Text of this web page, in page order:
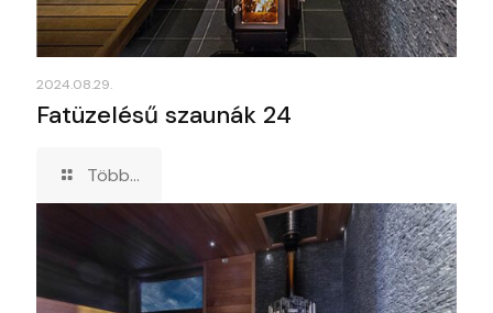
2024.08.29.
Fatüzelésű szaunák 24
Több...